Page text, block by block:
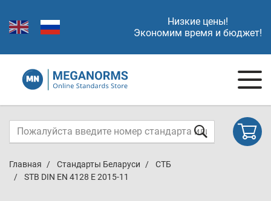
Низкие цены!
Экономим время и бюджет!
Главная Стандарты Беларуси
СТБ
STB DIN EN 4128 E 2015-11